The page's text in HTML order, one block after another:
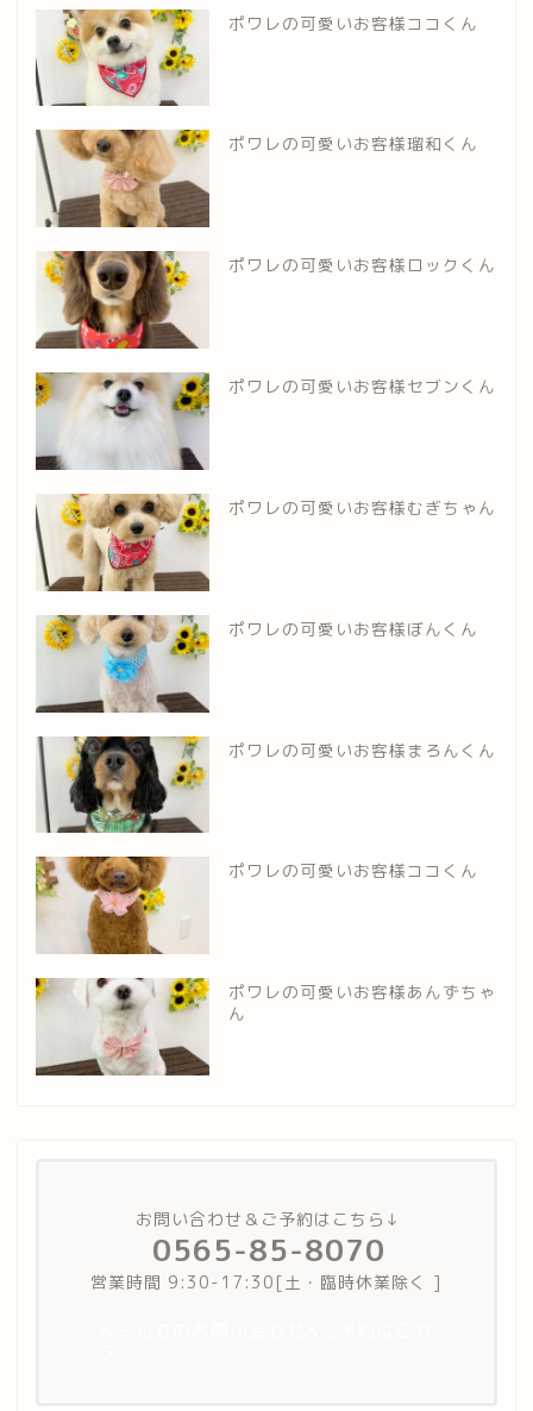
ポワレの可愛いお客様ココくん
ポワレの可愛いお客様瑠和くん
ポワレの可愛いお客様ロックくん
ポワレの可愛いお客様セブンくん
ポワレの可愛いお客様むぎちゃん
ポワレの可愛いお客様ぼんくん
ポワレの可愛いお客様まろんくん
ポワレの可愛いお客様ココくん
ポワレの可愛いお客様あんずちゃ
ん
お問い合わせ＆ご予約はこちら↓
0565-85-8070
営業時間 9:30-17:30[土・臨時休業除く ]